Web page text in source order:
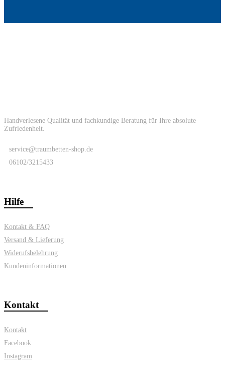
Handverlesene Qualität und fachkundige Beratung für Ihre absolute
Zufriedenheit.
service@traumbetten-shop.de
06102/3215433
Hilfe
Kontakt & FAQ
Versand & Lieferung
Widerufsbelehrung
Kundeninformationen
Kontakt
Kontakt
Facebook
Instagram